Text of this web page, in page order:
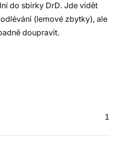
do sbírky DrD. Jde vidět
(lemové zbytky), ale
doupravit.
1